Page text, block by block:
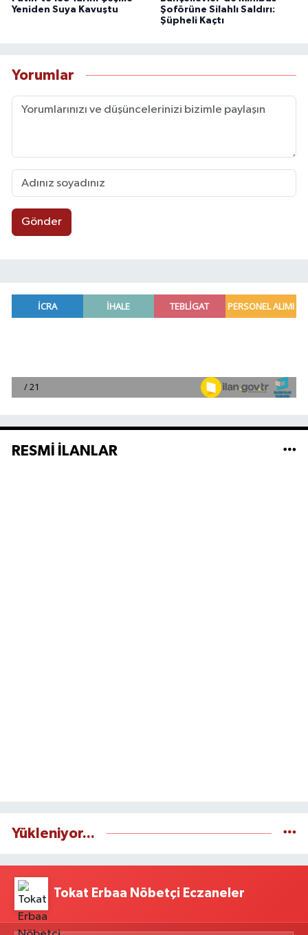
Yeniden Suya Kavuştu
Şoförüne Silahlı Saldırı:
Şüpheli Kaçtı
Yorumlar
Gönder
RESMİ İLANLAR
Yükleniyor...
Tokat Erbaa Nöbetçi Eczaneler